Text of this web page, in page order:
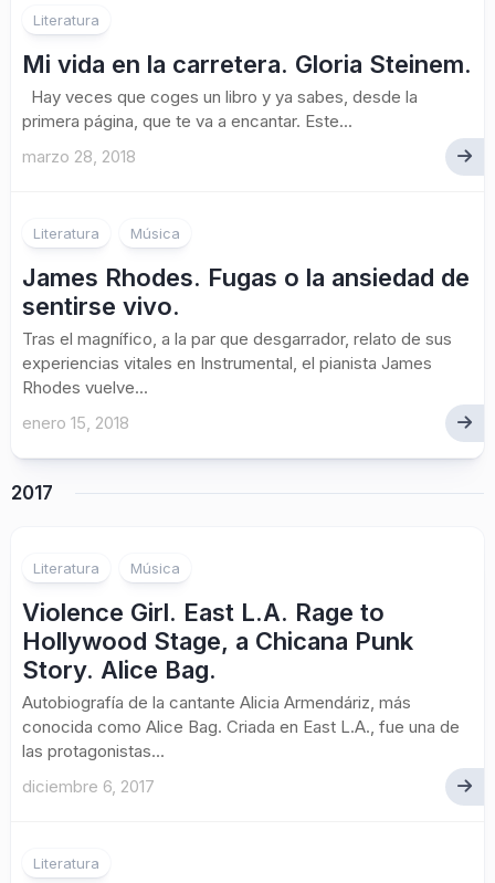
Literatura
Mi vida en la carretera. Gloria Steinem.
Hay veces que coges un libro y ya sabes, desde la
primera página, que te va a encantar. Este...
marzo 28, 2018
Literatura Música
James Rhodes. Fugas o la ansiedad de
sentirse vivo.
Tras el magnífico, a la par que desgarrador, relato de sus
experiencias vitales en Instrumental, el pianista James
Rhodes vuelve...
enero 15, 2018
2017
Literatura Música
Violence Girl. East L.A. Rage to
Hollywood Stage, a Chicana Punk
Story. Alice Bag.
Autobiografía de la cantante Alicia Armendáriz, más
conocida como Alice Bag. Criada en East L.A., fue una de
las protagonistas...
diciembre 6, 2017
Literatura